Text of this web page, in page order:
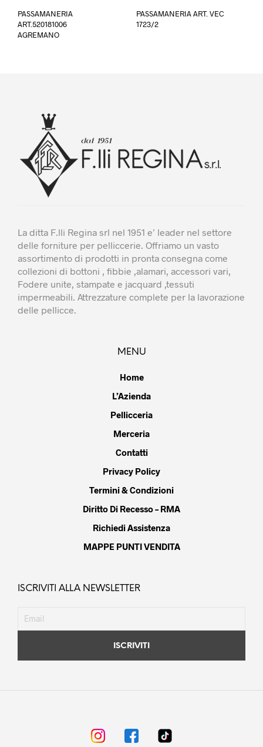
PASSAMANERIA
ART.520181006
AGREMANO
PASSAMANERIA ART. VEC
1723/2
La ditta F.lli Regina srl nel 1951 e’ leader nel settore
delle forniture per pelliccerie. Offriamo un vasto
assortimento di prodotti in pronta consegna come
collezioni di bottoni , fibbie ,alamari, accessori vari,
Fodere unite, stampate e jacquard ,tessuti
impermeabili. Attrezzature complete per la lavorazione
delle pellicce.
MENU
Home
L’Azienda
Pellicceria
Merceria
Contatti
Privacy Policy
Termini & Condizioni
Diritto Di Recesso – RMA
Richiedi Assistenza
MAPPE PUNTI VENDITA
ISCRIVITI ALLA NEWSLETTER